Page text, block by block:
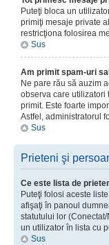
Puteţi bloca un
primiţi mesaje private
restricţiona folosirea
Sus
Am primit spam-uri
Ne pare rău să auzim
observa care utilizatori
primit. Este foarte
Astfel, administratorul
Sus
Prieteni şi
Ce este lista de
Puteţi folosi aceste
afişaţi în panoul
statutului lor
un utilizator în lista cu
Sus